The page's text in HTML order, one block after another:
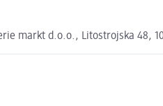
markt d.o.o., Litostrojska 48,